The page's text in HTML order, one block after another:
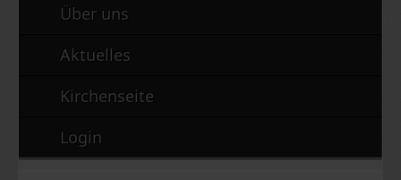
Über uns
Aktuelles
Kirchenseite
Login